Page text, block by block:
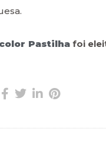
Pastilha foi